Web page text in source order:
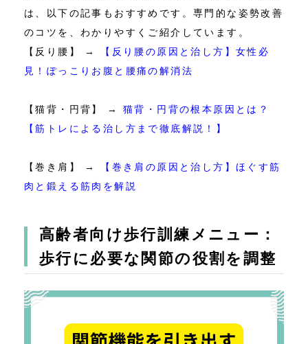
は、以下の記事もおすすめです。専門的な姿勢改善
のコツを、わかりやすくご紹介しています。
【反り腰】 →
【反り腰の原因と治し方】女性必
見！ぽっこりお腹と腰痛の解消法
【猫背・円背】 → 猫背・円背の根本原因とは？
【筋トレによる治し方まで徹底解説！】
【巻き肩】 →
【巻き肩の原因と治し方】ほぐす筋
肉と鍛える筋肉を解説
高齢者向け歩行訓練メニュー：
歩行に必要な関節の役割を調整